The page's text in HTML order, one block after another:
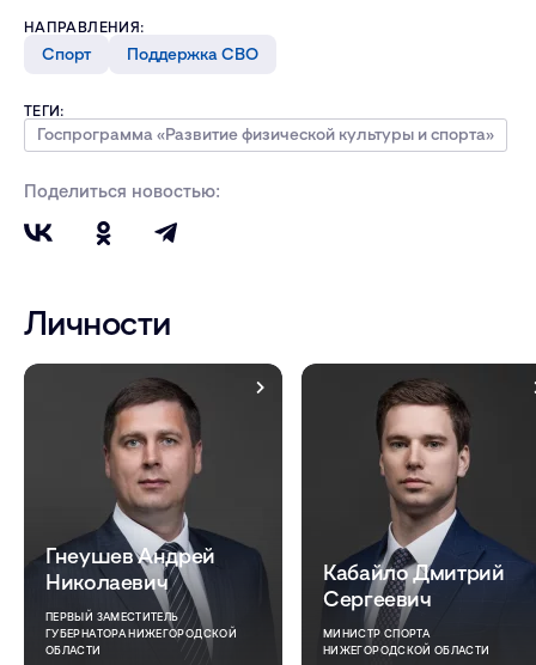
НАПРАВЛЕНИЯ:
Спорт Поддержка СВО
ТЕГИ:
Госпрограмма «Развитие физической культуры и спорта»
Поделиться новостью:
Личности
Гнеушев Андрей
Николаевич
ПЕРВЫЙ ЗАМЕСТИТЕЛЬ
ГУБЕРНАТОРА НИЖЕГОРОДСКОЙ
ОБЛАСТИ
Кабайло Дмитрий
Сергеевич
МИНИСТР СПОРТА
НИЖЕГОРОДСКОЙ ОБЛАСТИ